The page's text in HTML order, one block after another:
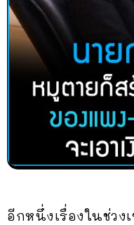
อีกหนึ่งเรื่องในช่วง